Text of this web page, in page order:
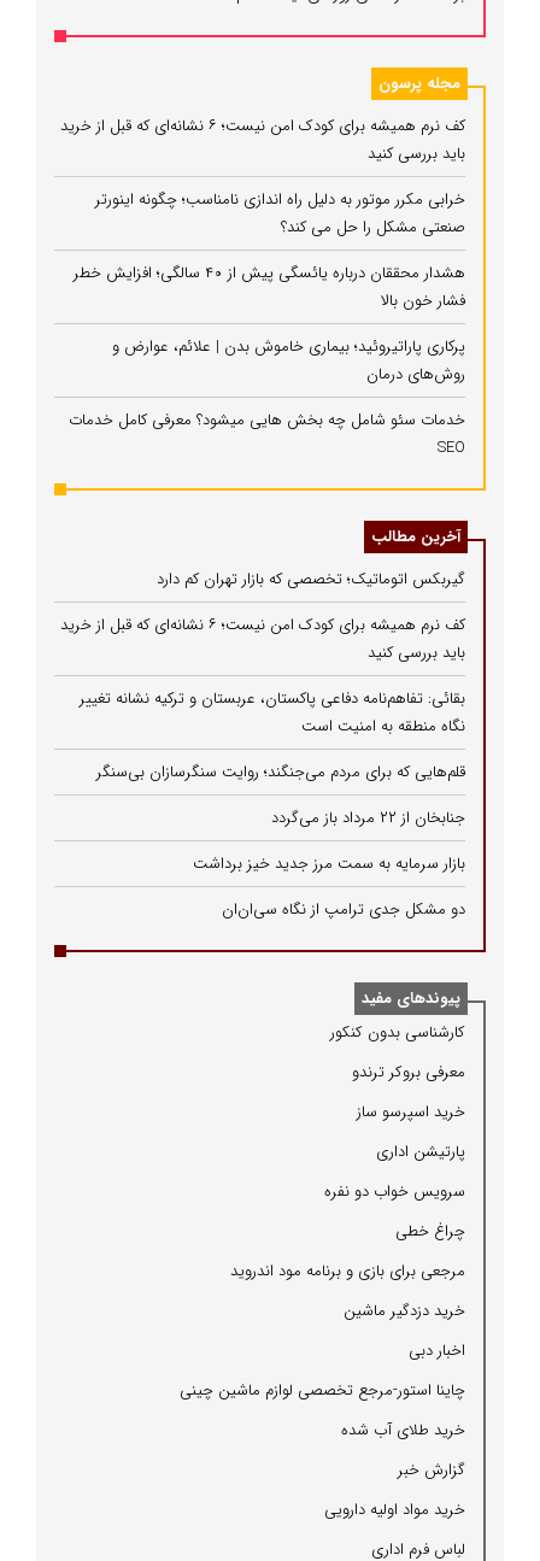
مجله پرسون
کف نرم همیشه برای کودک امن نیست؛ ۶ نشانه‌ای که قبل از خرید
باید بررسی کنید
خرابی مکرر موتور به دلیل راه‌ اندازی نامناسب؛ چگونه اینورتر
صنعتی مشکل را حل می‌ کند؟
هشدار محققان درباره یائسگی پیش از ۴۰ سالگی؛ افزایش خطر
فشار خون بالا
پرکاری پاراتیروئید؛ بیماری خاموش بدن | علائم، عوارض و
روش‌های درمان
خدمات سئو شامل چه بخش هایی میشود؟ معرفی کامل خدمات
SEO
آخرین مطالب
گیربکس اتوماتیک؛ تخصصی که بازار تهران کم دارد
کف نرم همیشه برای کودک امن نیست؛ ۶ نشانه‌ای که قبل از خرید
باید بررسی کنید
بقائی: تفاهم‌نامه دفاعی پاکستان، عربستان و ترکیه نشانه تغییر
نگاه منطقه به امنیت است
قلم‌هایی که برای مردم می‌جنگند؛ روایت سنگرسازان بی‌سنگر
جنابخان از ۲۲ مرداد باز می‌گردد
بازار سرمایه به سمت مرز جدید خیز برداشت
دو مشکل جدی ترامپ از نگاه سی‌ان‌ان
پیوندهای مفید
كارشناسی بدون كنكور
معرفی بروكر ترندو
خرید اسپرسو ساز
پارتیشن اداری
سرویس خواب دو نفره
چراغ خطی
مرجعی برای بازی و برنامه مود اندروید
خرید دزدگیر ماشین
اخبار دبی
چاینا استور-مرجع تخصصی لوازم ماشین چینی
خرید طلای آب شده
گزارش خبر
خرید مواد اولیه دارویی
لباس فرم اداری